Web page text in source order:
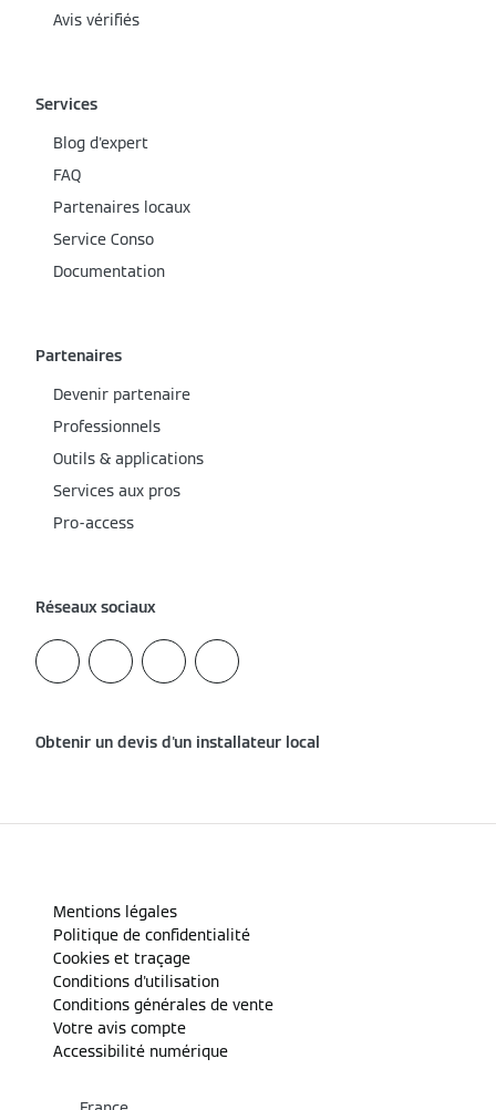
Avis vérifiés
Services
Blog d'expert
FAQ
Partenaires locaux
Service Conso
Documentation
Partenaires
Devenir partenaire
Professionnels
Outils & applications
Services aux pros
Pro-access
Réseaux sociaux
Obtenir un devis d'un installateur local
Mentions légales
Politique de confidentialité
Cookies et traçage
Conditions d'utilisation
Conditions générales de vente
Votre avis compte
Accessibilité numérique